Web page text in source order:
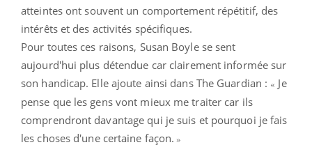
atteintes ont souvent un comportement répétitif, des
intérêts et des activités spécifiques.
Pour toutes ces raisons, Susan Boyle se sent
aujourd'hui plus détendue car clairement informée sur
son handicap. Elle ajoute ainsi dans The Guardian : « Je
pense que les gens vont mieux me traiter car ils
comprendront davantage qui je suis et pourquoi je fais
les choses d'une certaine façon. »